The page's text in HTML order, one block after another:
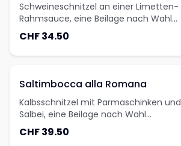
Schweineschnitzel an einer Limetten-
Rahmsauce, eine Beilage nach Wahl
inklusive
CHF 34.50
Saltimbocca alla Romana
Kalbsschnitzel mit Parmaschinken und
Salbei, eine Beilage nach Wahl
inklusive
CHF 39.50